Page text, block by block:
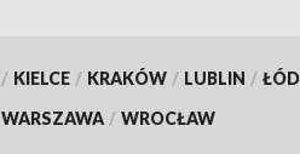
/ KIELCE / KRAKÓW / LUBLIN /
WARSZAWA / WROCŁAW